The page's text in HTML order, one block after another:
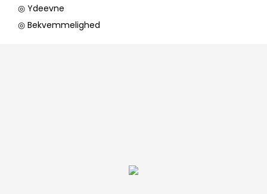
◎ Ydeevne
◎ Bekvemmelighed